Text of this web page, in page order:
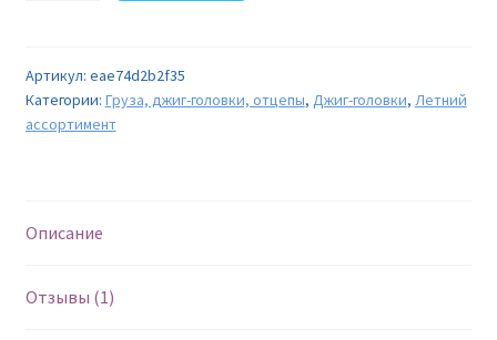
"PRC"
21г
(1упак*20шт)
Артикул: eae74d2b2f35
Категории: Груза, джиг-головки, отцепы, Джиг-головки, Летний
ассортимент
Описание
Отзывы (1)